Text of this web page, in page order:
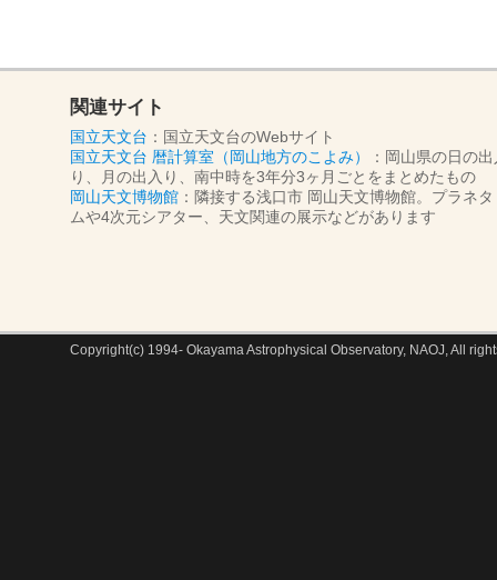
関連サイト
国立天文台 ：国立天文台のWebサイト
国立天文台 暦計算室（岡山地方のこよみ）
：岡山県の日の
り、月の出入り、南中時を3年分3ヶ月ごとをまとめたもの
岡山天文博物館 ：隣接する浅口市 岡山天文博物館。プラネタ
ムや4次元シアター、天文関連の展示などがあります
Copyright(c) 1994- Okayama Astrophysical Observatory, NAOJ, All